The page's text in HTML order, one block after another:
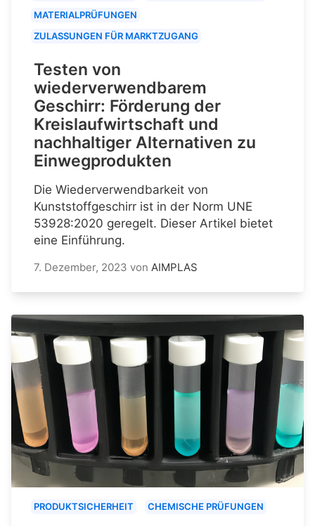
MATERIALPRÜFUNGEN
ZULASSUNGEN FÜR MARKTZUGANG
Testen von
wiederverwendbarem
Geschirr: Förderung der
Kreislaufwirtschaft und
nachhaltiger Alternativen zu
Einwegprodukten
Die Wiederverwendbarkeit von
Kunststoffgeschirr ist in der Norm UNE
53928:2020 geregelt. Dieser Artikel bietet
eine Einführung.
7. Dezember, 2023 von AIMPLAS
PRODUKTSICHERHEIT CHEMISCHE PRÜFUNGEN